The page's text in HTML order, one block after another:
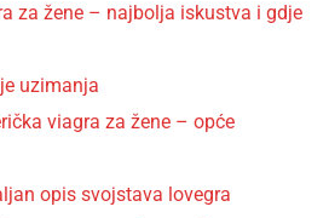
za žene – najbolja iskustva i gdje
uzimanja
viagra za žene – opće
opis svojstava lovegra